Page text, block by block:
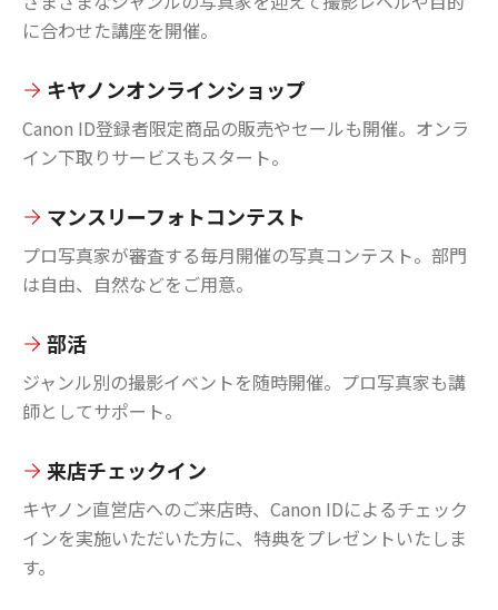
に合わせた講座を開催。
キヤノンオンラインショップ
Canon ID登録者限定商品の販売やセールも開催。オンラ
イン下取りサービスもスタート。
マンスリーフォトコンテスト
プロ写真家が審査する毎月開催の写真コンテスト。部門
は自由、自然などをご用意。
部活
ジャンル別の撮影イベントを随時開催。プロ写真家も講
師としてサポート。
来店チェックイン
キヤノン直営店へのご来店時、Canon IDによるチェック
インを実施いただいた方に、特典をプレゼントいたしま
す。